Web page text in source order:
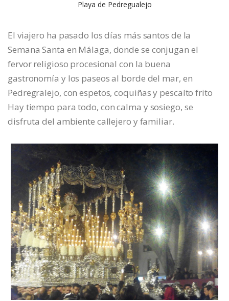
Playa de Pedregualejo
El viajero ha pasado los días más santos de la
Semana Santa en Málaga, donde se conjugan el
fervor religioso procesional con la buena
gastronomía y los paseos al borde del mar, en
Pedregralejo, con espetos, coquiñas y pescaíto frito
Hay tiempo para todo, con calma y sosiego, se
disfruta del ambiente callejero y familiar.